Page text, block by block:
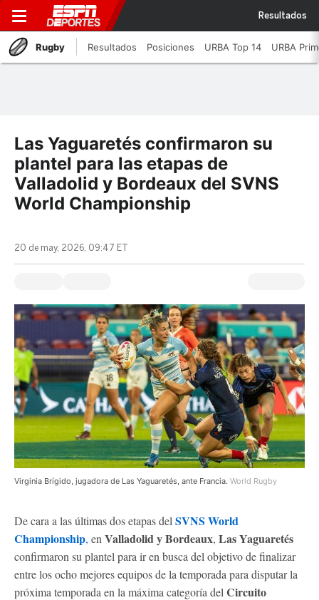
Resultados
Rugby Resultados Posiciones URBA Top 14 URBA
Las Yaguaretés confirmaron su
plantel para las etapas de
Valladolid y Bordeaux del SVNS
World Championship
20 de may, 2026, 09:47 ET
Virginia Brígido, jugadora de Las Yaguaretés, ante Francia. World Rugby
De cara a las últimas dos etapas del SVNS World
Championship, en Valladolid y Bordeaux, Las Yaguaretés
confirmaron su plantel para ir en busca del objetivo de finalizar
entre los ocho mejores equipos de la temporada para disputar la
próxima temporada en la máxima categoría del Circuito